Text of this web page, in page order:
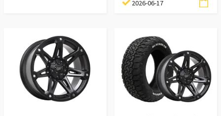
2026-06-17